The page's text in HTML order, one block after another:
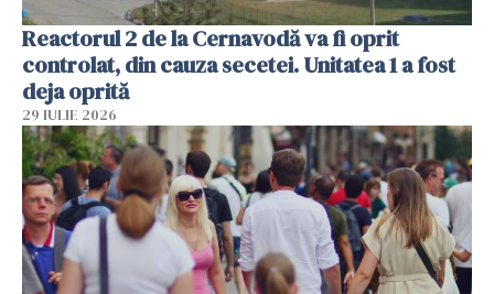
Reactorul 2 de la Cernavodă va fi oprit
controlat, din cauza secetei. Unitatea 1 a fost
deja oprită
29 IULIE 2026